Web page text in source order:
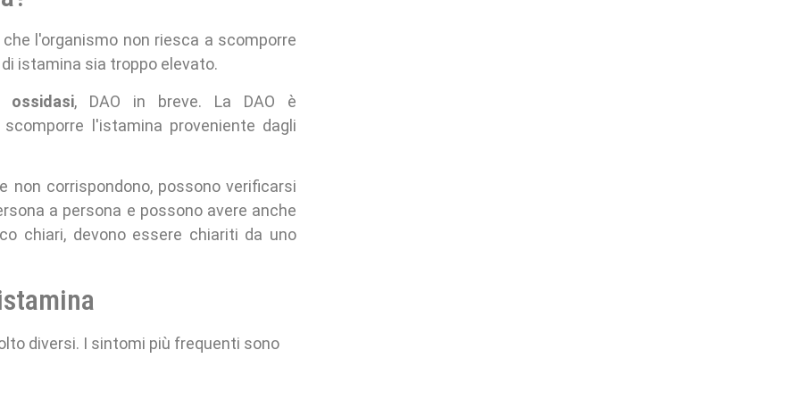
l'organismo non riesca a scomporre
istamina sia troppo elevato.
ossidasi, DAO in breve. La DAO è
l'istamina proveniente dagli
non corrispondono, possono verificarsi
a persona e possono avere anche
chiari, devono essere chiariti da uno
diversi. I sintomi più frequenti sono